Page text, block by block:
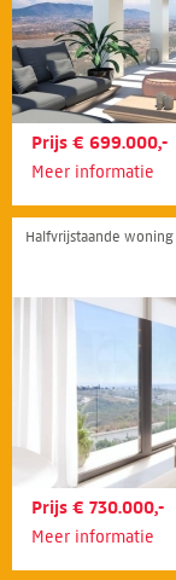
Prijs € 699.000,-
Meer informatie
Halfvrijstaande
Prijs € 730.000,-
Meer informatie